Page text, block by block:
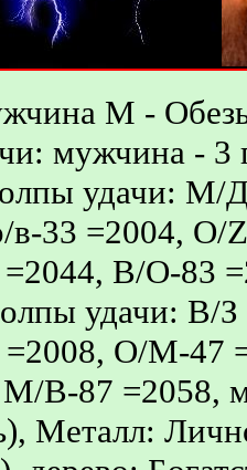
М -
мужчина - 3
удачи: М/Д
в-33 =2004,
=2044, В/О-83
удачи: В/З
=2008, О/М-47
М/В-87 =2058,
Металл: